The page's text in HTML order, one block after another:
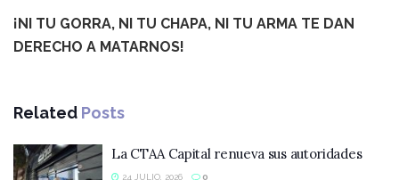
¡NI TU GORRA, NI TU CHAPA, NI TU ARMA TE DAN
DERECHO A MATARNOS!
Related Posts
La CTAA Capital renueva sus autoridades
24 JULIO, 2026 0